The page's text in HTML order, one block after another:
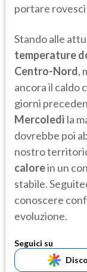
portare
Stando alle
temperature
Centro-Nord,
ancora il caldo
giorni
Mercoledì la
dovrebbe poi
nostro
calorein un
stabile.
conoscere
evoluzione.
Seguici su